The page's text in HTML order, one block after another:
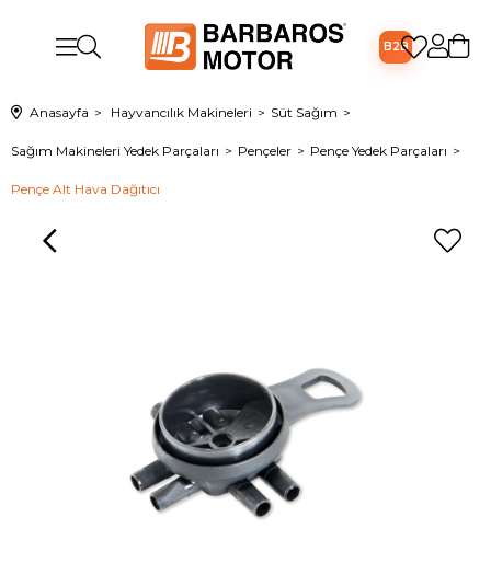
B2B
Anasayfa Hayvancılık Makineleri Süt Sağım
Sağım Makineleri Yedek Parçaları Pençeler Pençe Yedek Parçaları
Pençe Alt Hava Dağıtıcı